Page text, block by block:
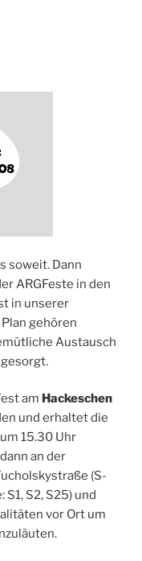
soweit. Dann
ARGFeste in den
in unserer
gehören
Austausch
am Hackeschen
und erhaltet die
15.30 Uhr
an der
(S-
S2, S25) und
vor Ort um